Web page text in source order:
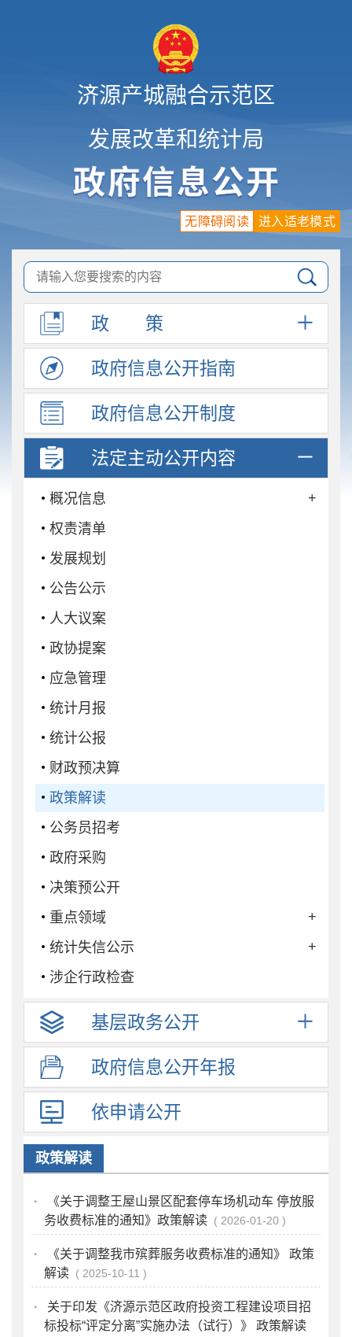
济源产城融合示范区
发展改革和统计局
进入适老模式
无障碍阅读
政 策
政府信息公开指南
政府信息公开制度
法定主动公开内容
概况信息
+
权责清单
发展规划
公告公示
人大议案
政协提案
应急管理
统计月报
统计公报
财政预决算
政策解读
公务员招考
政府采购
决策预公开
重点领域
+
统计失信公示
+
涉企行政检查
基层政务公开
政府信息公开年报
依申请公开
政策解读
·
《关于调整王屋山景区配套停车场机动车 停放服
务收费标准的通知》政策解读
2026-01-20
·
《关于调整我市殡葬服务收费标准的通知》 政策
解读
2025-10-11
·
关于印发《济源示范区政府投资工程建设项目招
标投标“评定分离”实施办法（试行）》 政策解读